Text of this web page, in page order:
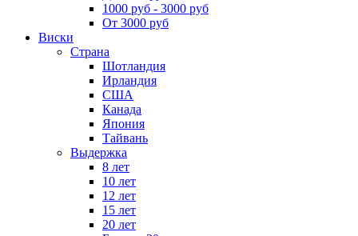
1000 руб - 3000 руб
От 3000 руб
Виски
Страна
Шотландия
Ирландия
США
Канада
Япония
Тайвань
Выдержка
8 лет
10 лет
12 лет
15 лет
20 лет